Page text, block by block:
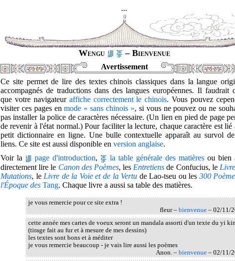
...
Wengu – Bienvenue
Avertissement
Ce site permet de lire des textes chinois classiques dans la langue
accompagnés de traductions dans des langues européennes. Il faudrait
que votre navigateur affiche correctement le chinois. Vous pouvez
visiter ces pages enmode « sans chinois », si vous ne pouvez ou ne
pas installer la police de caractères nécessaire. (Un lien en pied de page
de revenir à l'état normal.) Pour faciliter la lecture, chaque caractère est lié
petit dictionnaire en ligne. Une bulle contextuelle apparaît au survol
liens. Ce site est aussi disponible en version anglaise.
Voir la
page d'introduction, la table générale des matières ou bien
directement lire le Canon des Poèmes, les Entretiens de Confucius, le
Mutations, le Livre de la Voie et de la Vertu de Lao-tseu ou les 300
l'Époque des Tang. Chaque livre a aussi sa table des matières.
je vous remercie pour ce site extra !
fleur – bienvenue – 02/11/
cette année mes cartes de voeux seront un mandala assorti d'un texte du yi
(tirage fait au fur et à mesure de mes dessins)
les textes sont bons et à méditer
je vous remercie beaucoup - je vais lire aussi les poèmes
Anon. – bienvenue – 02/11/